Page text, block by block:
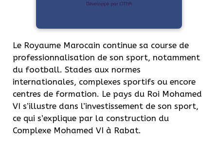
Développé par OTIYA
Le Royaume Marocain continue sa course de
professionnalisation de son sport, notamment
du football. Stades aux normes
internationales, complexes sportifs ou encore
centres de formation. Le pays du Roi Mohamed
VI s’illustre dans l’investissement de son sport,
ce qui s’explique par la construction du
Complexe Mohamed VI à Rabat.